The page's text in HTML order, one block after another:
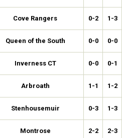
Cove Rangers 0-2 1-3
Queen of the South 0-0 0-0
Inverness CT 0-0 0-1
Arbroath 1-1 1-2
Stenhousemuir 0-3 1-3
Montrose 2-2 2-3